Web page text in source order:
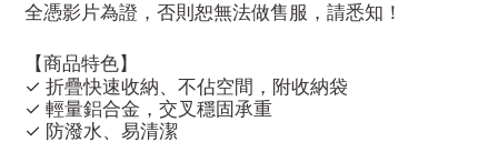
全憑影片為證，否則恕無法做售服，請悉知！
【商品特色】
✓ 折疊快速收納、不佔空間，附收納袋
✓ 輕量鋁合金，交叉穩固承重
✓ 防潑水、易清潔